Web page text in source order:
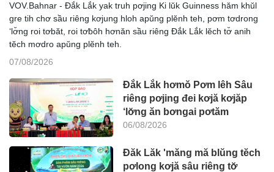
VOV.Bahnar - Đắk Lắk yak truh pơjing Ki lŭk Guinness hăm khŭl
gre tih chơ sầu riêng kơjung hloh apŭng plĕnh teh, pơm tơdrong
‘lơ̆ng roi tơbăt, roi tơƀôh hơnăn sầu riêng Đắk Lắk lĕch tơ̆ anih
tĕch mơdro apŭng plĕnh teh.
07/08/2026
Đắk Lắk hơmŏ Pơm lêh Sâu
riêng pơjing đei kơjă kơjăp
‘lơ̆ng ăn bơngai pơtăm
06/08/2026
Đăk Lăk 'măng mă blŭng tĕch
pơlong kơjă sâu riêng tơ̆